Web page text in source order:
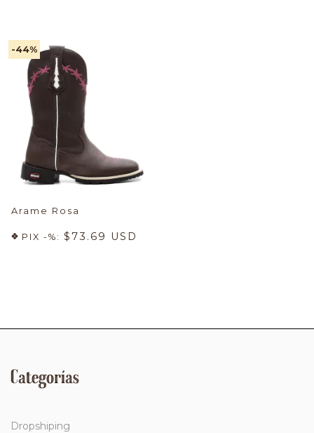
-44%
Arame Rosa
PIX -%: $73.69 USD
Categorías
Dropshiping